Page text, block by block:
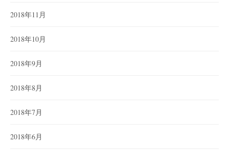
2018年11月
2018年10月
2018年9月
2018年8月
2018年7月
2018年6月